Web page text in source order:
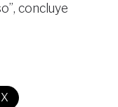
concluye